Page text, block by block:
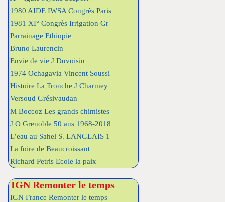
1980 AIDE IWSA Congrès Paris
1981 XI° Congrès Irrigation Gr
Parrainage Ethiopie
Bruno Laurencin
Envie de vie J Duvoisin
1974 Ochagavia Vincent Soussi
Histoire La Tronche J Charmey
Versoud Grésivaudan
M Boccoz Les grands chimistes
J O Grenoble 50 ans 1968-2018
L’eau au Sahel S. LANGLAIS 1
La foire de Beaucroissant
Richard Petris Ecole la paix
IGN Remonter le temps
IGN France Remonter le temps